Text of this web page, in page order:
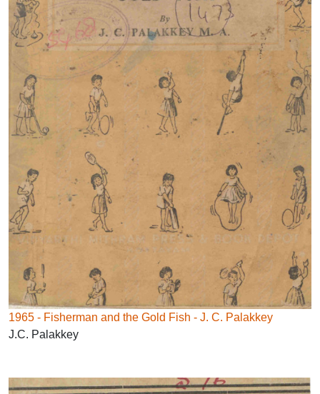
1965 - Fisherman and the Gold Fish - J. C. Palakkey
J.C. Palakkey